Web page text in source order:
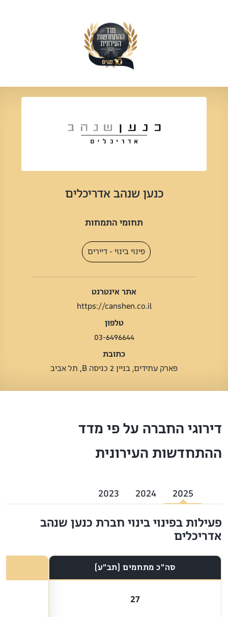
כנען שנהב אדריכלים
תחומי התמחות
פינוי בינוי - דיירים
אתר אינטרנט
https://canshen.co.il
טלפון
03-6496644
כתובת
פארק עתידים, בניין 2 כניסה B, תל אביב
דירוגי החברה על פי מדד
ההתחדשות העירונית
2025
2024
2023
פעילות בפינוי בינוי חברת כנען שנהב
אדריכלים
סה"כ מתחמים (תב"ע)
27